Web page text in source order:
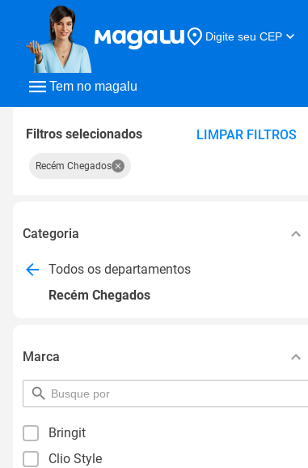
Tem no magalu
Digite seu CEP
Filtros selecionados LIMPAR FILTROS
Recém Chegados
Categoria
Todos os departamentos
Recém Chegados
Marca
pesquisar
por
Bringit
Clio Style